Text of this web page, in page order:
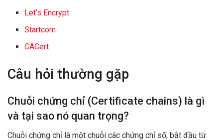
Let’s Encrypt
Startcom
CACert
Câu hỏi thường gặp
Chuỗi chứng chỉ (Certificate chains) là gì
và tại sao nó quan trọng?
Chuỗi chứng chỉ là một chuỗi các chứng chỉ số, bắt đầu từ